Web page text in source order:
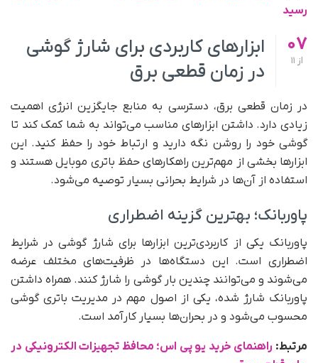
رسید
07
از
ابزارهای کاربردی برای شارژ گوشی
در زمان قطعی برق
در زمان قطعی برق، دسترسی به منابع جایگزین انرژی اهمیت
زیادی دارد. داشتن ابزارهای مناسب می‌تواند به شما کمک کند تا
گوشی خود را روشن نگه دارید و ارتباط خود را حفظ کنید. این
ابزارها بخشی از مهم‌ترین راهکارهای حفظ باتری موبایل هستند و
استفاده از آن‌ها در شرایط بحرانی بسیار توصیه می‌شود.
پاوربانک؛ بهترین گزینه اضطراری
پاوربانک یکی از کاربردی‌ترین ابزارها برای شارژ گوشی در شرایط
اضطراری است. این دستگاه‌ها در ظرفیت‌های مختلف عرضه
می‌شوند و می‌توانند چندین بار گوشی را شارژ کنند. همراه داشتن
پاوربانک شارژ شده، یکی از اصول مهم در مدیریت باتری گوشی
محسوب می‌شود و در بحران‌ها بسیار کارآمد است.
مرتبط: راهنمای خرید یو پی اس؛ محافظ تجهیزات الکترونیکی در